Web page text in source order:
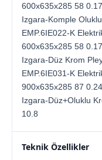
600x635x285 58
Izgara-Komple
EMP.6IE022-K
600x635x285 58
Izgara-Düz Krom
EMP.6IE031-K
900x635x285 87
Izgara-Düz+Oluklu
10.8
Teknik Özellikler